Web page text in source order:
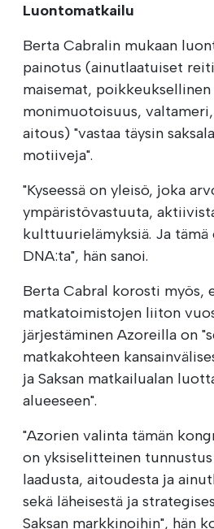
Luontomatkailu
Berta Cabralin mukaan
painotus (ainutlaatuiset
maisemat,
monimuotoisuus,
aitous) "vastaa täysin
motiiveja".
"Kyseessä on yleisö, joka
ympäristövastuuta,
kulttuurielämyksiä. Ja tämä
DNA:ta", hän sanoi.
Berta Cabral korosti myös,
matkatoimistojen liiton
järjestäminen Azoreilla on
matkakohteen
ja Saksan matkailualan
alueeseen".
"Azorien valinta tämän
on yksiselitteinen
laadusta, aitoudesta ja
sekä läheisestä ja
Saksan markkinoihin", hän